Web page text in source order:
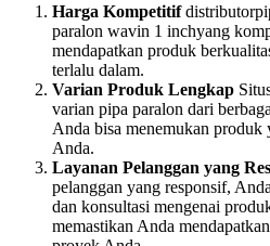
Harga Kompetitif
paralon wavin 1 inchyang
mendapatkan produk
terlalu dalam.
Varian Produk Lengkap
varian pipa paralon dari
Anda bisa menemukan produk
Anda.
Layanan Pelanggan yang
pelanggan yang responsif,
dan konsultasi mengenai
memastikan Anda